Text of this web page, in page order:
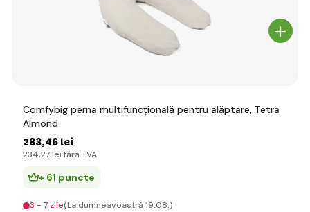
Comfybig perna multifuncțională pentru alăptare, Tetra
Almond
283,46 lei
234,27 lei fără TVA
+ 61 puncte
3 - 7 zile(La dumneavoastră 19.08.)